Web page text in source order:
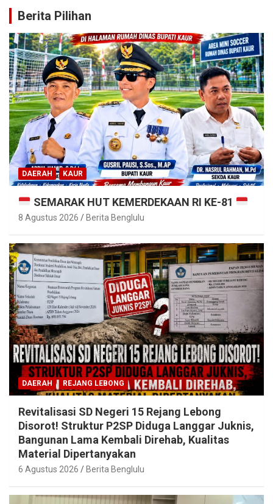
Berita Pilihan
DAERAH KAUR
SEMARAK HUT KEMERDEKAAN RI KE-81
8 Agustus 2026 Berita Benglulu
DAERAH REJANG LEBONG
Revitalisasi SD Negeri 15 Rejang Lebong
Disorot! Struktur P2SP Diduga Langgar Juknis,
Bangunan Lama Kembali Direhab, Kualitas
Material Dipertanyakan
6 Agustus 2026 Berita Benglulu